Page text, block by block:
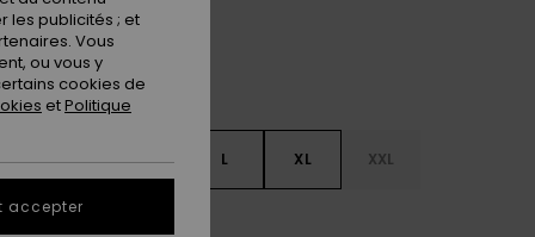
S M L XL XXL
le Guide des tailles
les publicités ; et
Vous
ou vous y
cookies de
etPolitique
accepter